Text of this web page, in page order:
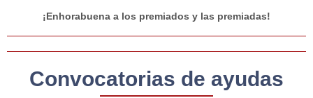
¡Enhorabuena a los premiados y las premiadas!
Convocatorias de ayudas